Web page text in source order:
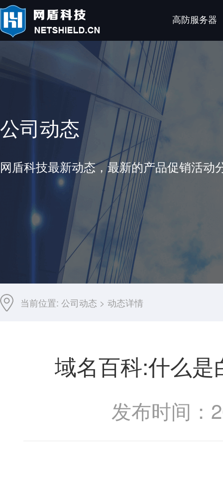
高防服务器
公司动态
网盾科技最新动态，最新的产品促销活
当前位置: 公司动态 > 动态详情
域名百科:什么
发布时间：